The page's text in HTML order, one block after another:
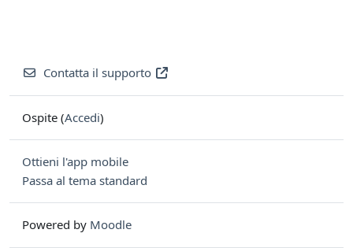
Contatta il supporto
Ospite (Accedi)
Ottieni l'app mobile
Passa al tema standard
Powered by Moodle